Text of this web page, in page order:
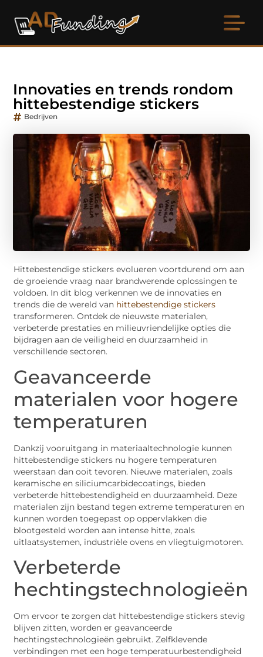
Innovaties en trends rondom
hittebestendige stickers
Bedrijven
Hittebestendige stickers evolueren voortdurend om aan
de groeiende vraag naar brandwerende oplossingen te
voldoen. In dit blog verkennen we de innovaties en
trends die de wereld van hittebestendige stickers
transformeren. Ontdek de nieuwste materialen,
verbeterde prestaties en milieuvriendelijke opties die
bijdragen aan de veiligheid en duurzaamheid in
verschillende sectoren.
Geavanceerde
materialen voor hogere
temperaturen
Dankzij vooruitgang in materiaaltechnologie kunnen
hittebestendige stickers nu hogere temperaturen
weerstaan dan ooit tevoren. Nieuwe materialen, zoals
keramische en siliciumcarbidecoatings, bieden
verbeterde hittebestendigheid en duurzaamheid. Deze
materialen zijn bestand tegen extreme temperaturen en
kunnen worden toegepast op oppervlakken die
blootgesteld worden aan intense hitte, zoals
uitlaatsystemen, industriële ovens en vliegtuigmotoren.
Verbeterde
hechtingstechnologieën
Om ervoor te zorgen dat hittebestendige stickers stevig
blijven zitten, worden er geavanceerde
hechtingstechnologieën gebruikt. Zelfklevende
verbindingen met een hoge temperatuurbestendigheid